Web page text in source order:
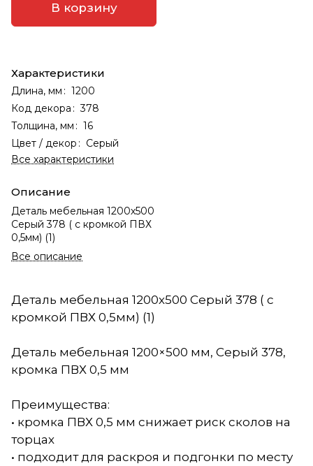
В корзину
Характеристики
Длина, мм : 1200
Код декора : 378
Толщина, мм : 16
Цвет / декор : Серый
Все характеристики
Описание
Деталь мебельная 1200х500
Серый 378 ( с кромкой ПВХ
0,5мм) (1)
Все описание
Деталь мебельная 1200х500 Серый 378 ( с
кромкой ПВХ 0,5мм) (1)
Деталь мебельная 1200×500 мм, Серый 378,
кромка ПВХ 0,5 мм
Преимущества:
• кромка ПВХ 0,5 мм снижает риск сколов на
торцах
• подходит для раскроя и подгонки по месту